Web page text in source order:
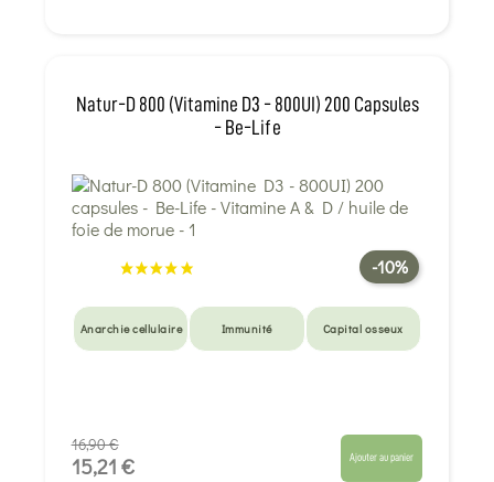
Natur-D 800 (Vitamine D3 - 800UI) 200 Capsules
- Be-Life
-10%
Anarchie cellulaire Immunité Capital osseux
16,90 €
15,21 € Ajouter au panier